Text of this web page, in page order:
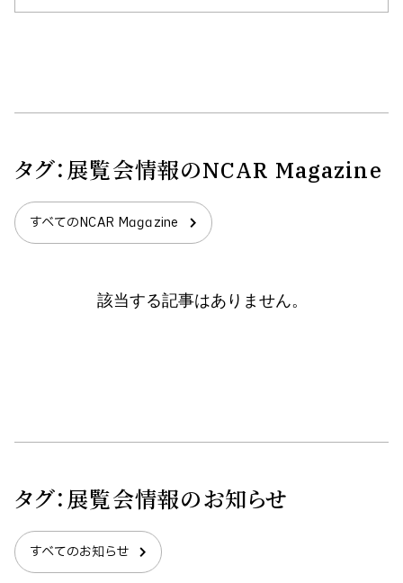
タグ： 展覧会情報のNCAR Magazine
すべてのNCAR Magazine
該当する記事はありません。
タグ： 展覧会情報のお知らせ
すべてのお知らせ